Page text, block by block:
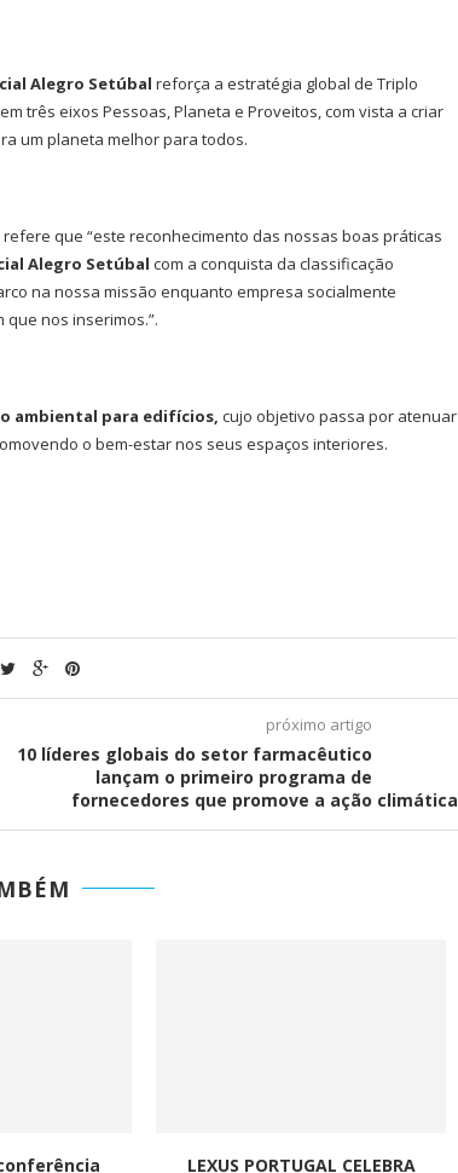
Alegro Setúbal reforça a estratégia global de Triplo
três eixos Pessoas, Planeta e Proveitos, com vista a criar
um planeta melhor para todos.
refere que “este reconhecimento das nossas boas práticas
Alegro Setúbal com a conquista da classificação
na nossa missão enquanto empresa socialmente
nos inserimos.”.
ambiental para edifícios, cujo objetivo passa por atenuar
o bem-estar nos seus espaços interiores.
próximo artigo
10 líderes globais do setor farmacêutico
lançam o primeiro programa de
fornecedores que promove a ação climática
LEXUS PORTUGAL CELEBRA